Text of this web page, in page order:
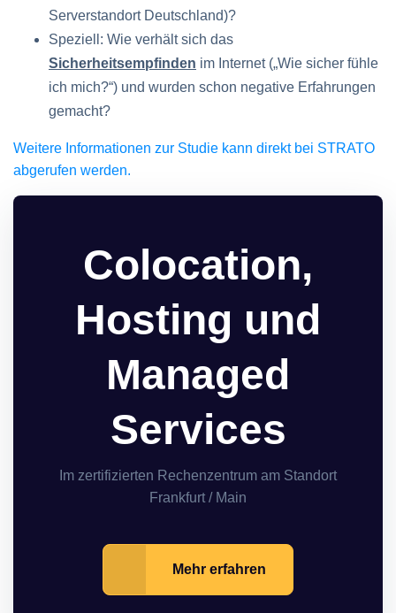
Serverstandort Deutschland)?
Speziell: Wie verhält sich das
Sicherheitsempfinden im Internet („Wie sicher fühle
ich mich?“) und wurden schon negative Erfahrungen
gemacht?
Weitere Informationen zur Studie kann direkt bei STRATO
abgerufen werden.
Colocation,
Hosting und
Managed
Services
Im zertifizierten Rechenzentrum am Standort
Frankfurt / Main
Mehr erfahren